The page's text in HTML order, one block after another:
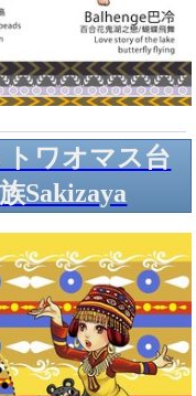
ワオマス台
Sakizaya